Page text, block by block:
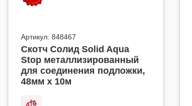
Артикул: 848467
Скотч Солид Solid Aqua
Stop металлизированный
для соединения подложки,
48мм х 10м